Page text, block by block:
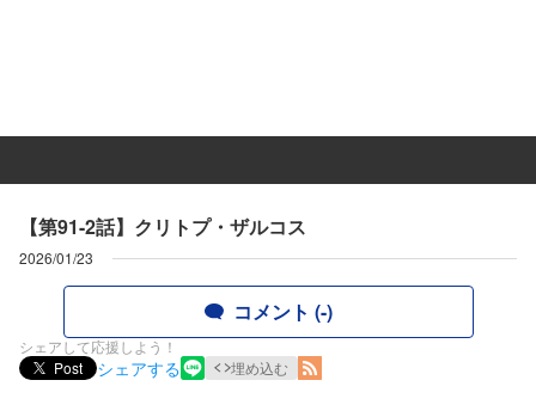
【第91-2話】クリトプ・ザルコス
2026/01/23
コメント (-)
シェアして応援しよう！
Post
シェアする 埋め込む